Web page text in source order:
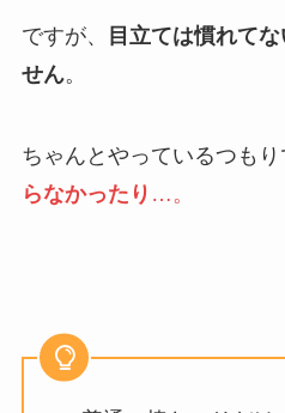
ですが、
目立ては慣れて
せん。
ちゃんとやっているつもり
らなかったり …。